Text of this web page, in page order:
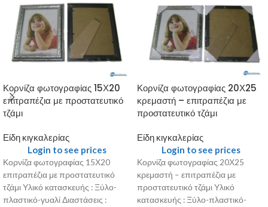
Κορνίζα φωτογραφίας 15Χ20
επιτραπέζια με προστατευτικό
τζάμι
Είδη κιγκαλερίας
Login to see prices
Κορνίζα φωτογραφίας 15Χ20
επιτραπέζια με προστατευτικό
τζάμι Υλικό κατασκευής : Ξύλο-
πλαστικό-γυαλί Διαστάσεις :
Κορνίζα φωτογραφίας 20Χ25
κρεμαστή – επιτραπέζια με
προστατευτικό τζάμι
Είδη κιγκαλερίας
Login to see prices
Κορνίζα φωτογραφίας 20Χ25
κρεμαστή – επιτραπέζια με
προστατευτικό τζάμι Υλικό
κατασκευής : Ξύλο-πλαστικό-